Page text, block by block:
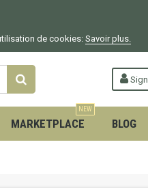
de cookies: Savoir plus.
MARKETPLACE
NEW
BLOG